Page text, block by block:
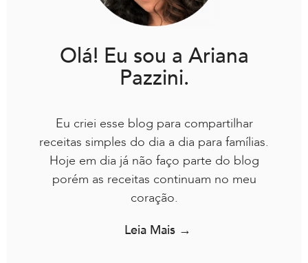
Olá! Eu sou a Ariana
Pazzini.
Eu criei esse blog para compartilhar
receitas simples do dia a dia para famílias.
Hoje em dia já não faço parte do blog
porém as receitas continuam no meu
coração.
Leia Mais →